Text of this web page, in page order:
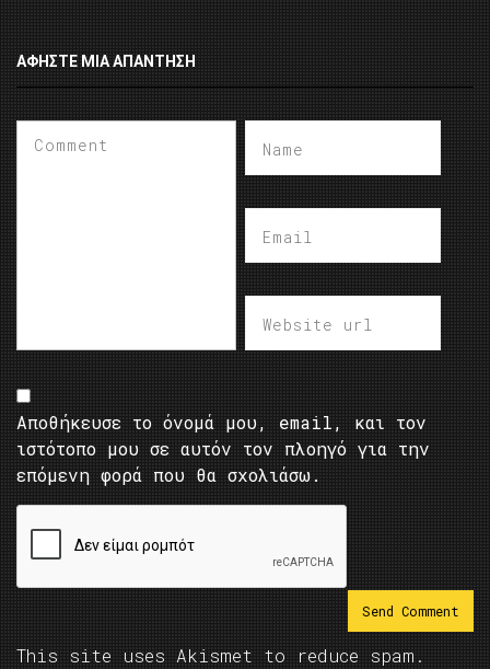
ΑΦΉΣΤΕ ΜΙΑ ΑΠΆΝΤΗΣΗ
Αποθήκευσε το όνομά μου, email, και τον
ιστότοπο μου σε αυτόν τον πλοηγό για την
επόμενη φορά που θα σχολιάσω.
This site uses Akismet to reduce spam.